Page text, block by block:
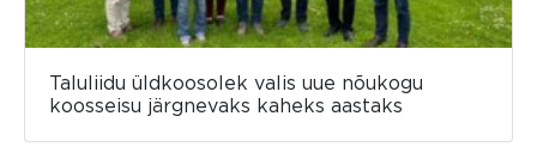
Taluliidu üldkoosolek valis uue nõukogu
koosseisu järgnevaks kaheks aastaks